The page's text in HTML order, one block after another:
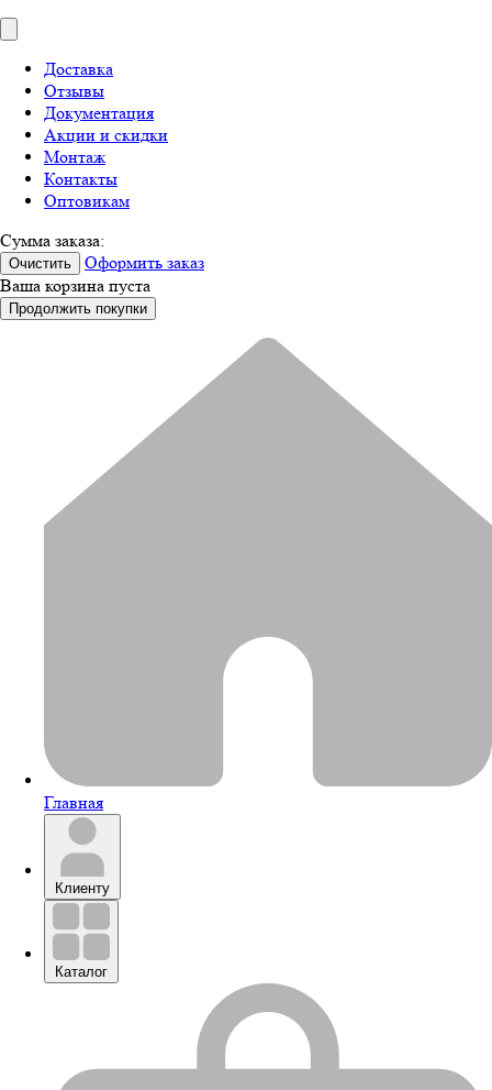
Доставка
Отзывы
Документация
Акции и скидки
Монтаж
Контакты
Оптовикам
Сумма заказа:
Очистить
Оформить заказ
Ваша корзина пуста
Продолжить покупки
Главная
Клиенту
Каталог